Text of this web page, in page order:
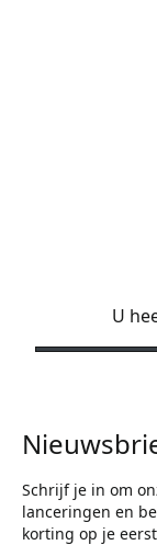
U
Schrijf je in om
lanceringen en
korting op je